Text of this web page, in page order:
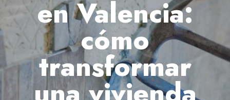
en Valencia:
cómo
transformar